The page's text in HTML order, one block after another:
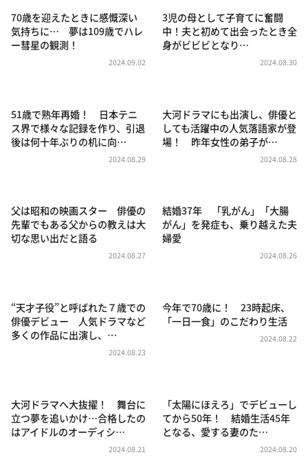
news おかえり
河合＆A.B.C-Z塚田×福井アナ「なんでやねん！？」
（news おかえり）
朝だ！生です旅サラダ
教えて！ニュースライブ 正義のミカタ
ポツンと一軒家
ザキ山小屋本館
70歳を迎えたときに感慨深い
気持ちに… 夢は109歳でハレ
ー彗星の観測！
2024.09.02
3児の母として子育てに奮闘
中！夫と初めて出会ったとき全
身がビビビとなり…
2024.08.30
51歳で熟年再婚！ 日本テニ
ス界で様々な記録を作り、引退
後は何十年ぶりの机に向…
2024.08.29
大河ドラマにも出演し、俳優と
しても活躍中の人気落語家が登
場！ 昨年女性の弟子が…
2024.08.28
父は昭和の映画スター 俳優の
先輩でもある父からの教えは大
切な思い出だと語る
2024.08.27
結婚37年 「乳がん」「大腸
がん」を発症も、乗り越えた夫
婦愛
2024.08.26
“天才子役”と呼ばれた７歳での
俳優デビュー 人気ドラマなど
多くの作品に出演し、…
2024.08.23
今年で70歳に！ 23時起床、
「一日一食」のこだわり生活
2024.08.22
大河ドラマへ大抜擢！ 舞台に
立つ夢を追いかけ…合格したの
はアイドルのオーディシ…
2024.08.21
「太陽にほえろ」でデビューし
てから50年！ 結婚生活45年
となる、愛する妻のた…
2024.08.20